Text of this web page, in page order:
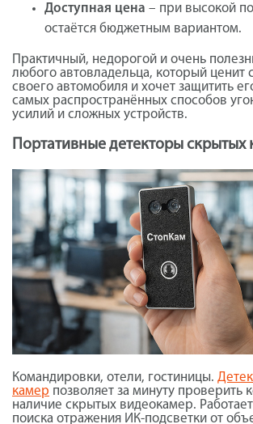
Доступная цена – при высокой
остаётся бюджетным вариантом.
Практичный, недорогой и очень
любого автовладельца, который ценит
своего автомобиля и хочет защитить
самых распространённых способов
усилий и сложных устройств.
Портативные детекторы скрытых
Командировки, отели, гостиницы.
камер позволяет за минуту проверить
наличие скрытых видеокамер.
поиска отражения ИК-подсветки от